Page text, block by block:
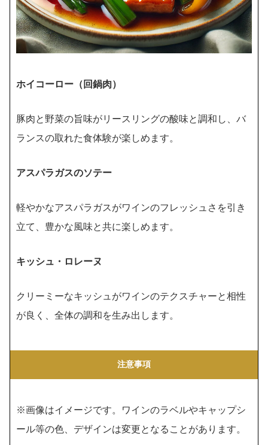
ホイコーロー（回鍋肉）
豚肉と野菜の旨味がリースリングの酸味と調和し、バ
ランスの取れた食体験が楽しめます。
アスパラガスのソテー
軽やかなアスパラガスがワインのフレッシュさを引き
立て、豊かな風味と共に楽しめます。
キッシュ・ロレーヌ
クリーミーなキッシュがワインのテクスチャーと相性
が良く、全体の調和を生み出します。
注意事項
※画像はイメージです。ワインのラベルやキャップシ
ール等の色、デザインは変更となることがあります。